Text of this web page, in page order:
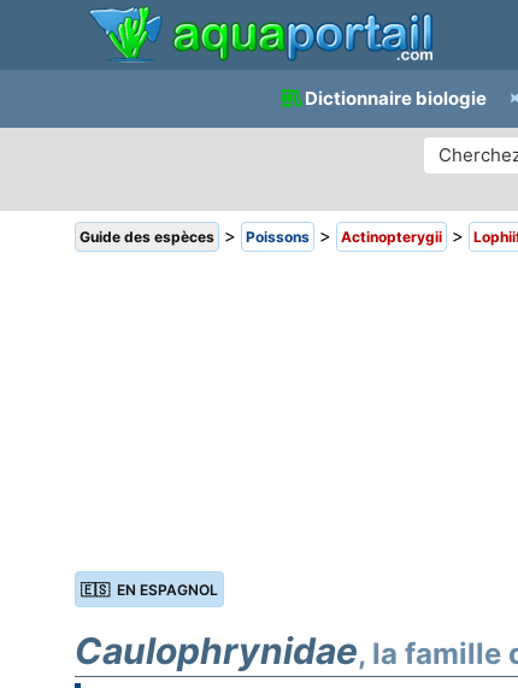
Dictionnaire biologie
Guide des espèces > Poissons > Actinopterygii >
🇪🇸 EN ESPAGNOL
Caulophrynidae, la famille